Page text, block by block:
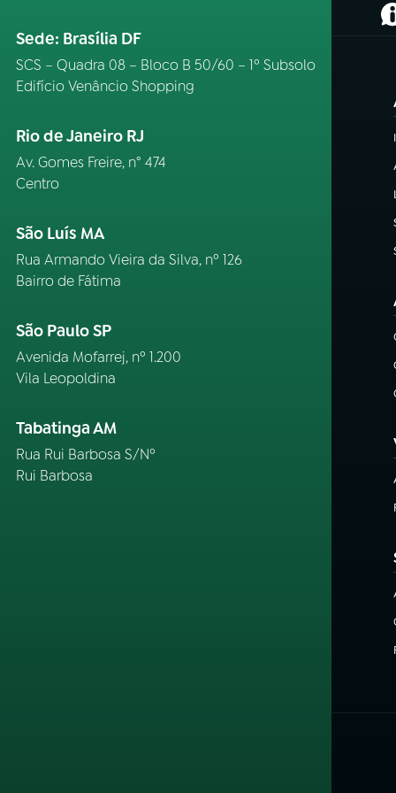
Sede: Brasília DF
SCS – Quadra 08 – Bloco B 50/60 – 1º Subsolo
Edifício Venâncio Shopping
Rio de Janeiro RJ
Av. Gomes Freire, n° 474
Centro
São Luís MA
Rua Armando Vieira da Silva, nº 126
Bairro de Fátima
São Paulo SP
Avenida Mofarrej, nº 1.200
Vila Leopoldina
Tabatinga AM
Rua Rui Barbosa S/Nº
Rui Barbosa